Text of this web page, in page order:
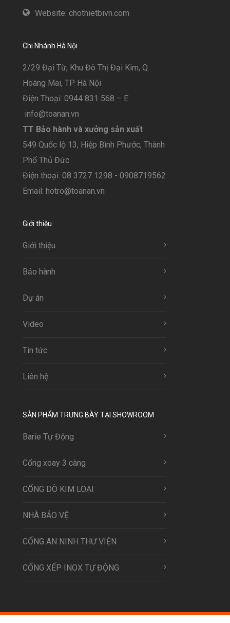
Website: chothietbivn.com
Chi Nhánh Hà Nội
2/29 Đại Từ, Khu Đô Thị Đại Kim, Q.
Hoàng Mai, TP. Hà Nội
Điện Thoại: 0944 831 568 – E.
info@toanan.vn
TT Bảo hành và xưởng sản xuất
549 Quốc lộ 13, Hiệp Bình Phước, Thành
Phố Thủ Đức
Điện thoại: 08 3727 1298 - 0908719562
Email: hotro@toanan.vn
Giới thiệu
Giới thiệu
Bảo hành
Dự án
Video
Tin tức
Liên hệ
SẢN PHẨM TRƯNG BÀY TẠI SHOWROOM
Barie Tự Động
Cổng xoay 3 càng
CỔNG DÒ KIM LOẠI
NHÀ BẢO VỆ
CỔNG AN NINH THƯ VIỆN
CỔNG XẾP INOX TỰ ĐỘNG